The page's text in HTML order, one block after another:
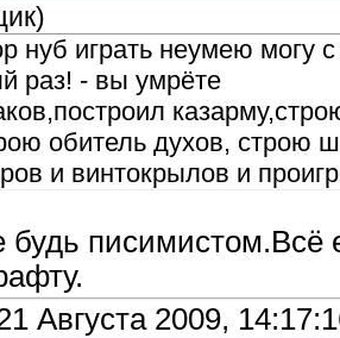
)
нуб играть неумею могу
раз! - вы умрёте
обитель духов, строю
и винтокрылов и
будь
Августа 2009,